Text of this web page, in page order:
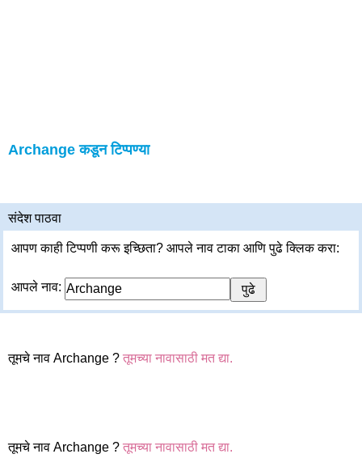
Archange कडून टिप्पण्या
संदेश पाठवा
आपण काही टिप्पणी करू इच्छिता? आपले नाव टाका आणि पुढे क्लिक करा:
आपले नाव:
तूमचे नाव Archange ? तूमच्या नावासाठी मत द्या.
तूमचे नाव Archange ? तूमच्या नावासाठी मत द्या.